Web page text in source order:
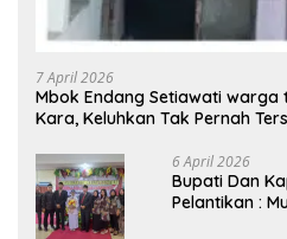
7 April 2026
Mbok Endang Setiawati warga
Kara, Keluhkan Tak Pernah
6 April 2026
​Bupati Dan
Pelantikan :